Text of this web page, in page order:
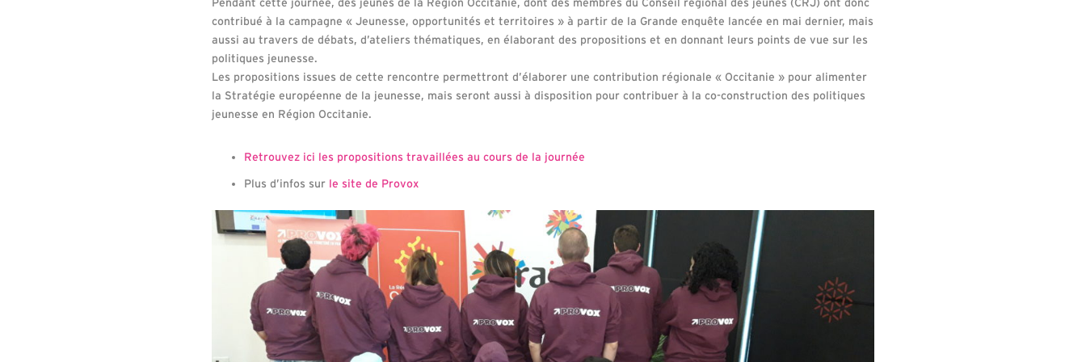
contribué à la campagne « Jeunesse, opportunités et territoires » à partir de la Grande enquête lancée en mai dernier, mais
aussi au travers de débats, d’ateliers thématiques, en élaborant des propositions et en donnant leurs points de vue sur les
politiques jeunesse.
Les propositions issues de cette rencontre permettront d’élaborer une contribution régionale « Occitanie » pour alimenter
la Stratégie européenne de la jeunesse, mais seront aussi à disposition pour contribuer à la co-construction des politiques
jeunesse en Région Occitanie.
Retrouvez ici les propositions travaillées au cours de la journée
Plus d’infos sur le site de Provox